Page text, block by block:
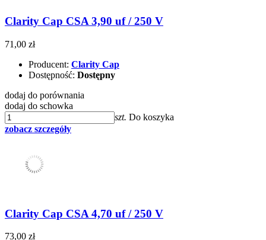
Clarity Cap CSA 3,90 uf / 250 V
71,00 zł
Producent: Clarity Cap
Dostępność: Dostępny
dodaj do porównania
dodaj do schowka
szt. Do koszyka
zobacz szczegóły
Clarity Cap CSA 4,70 uf / 250 V
73,00 zł